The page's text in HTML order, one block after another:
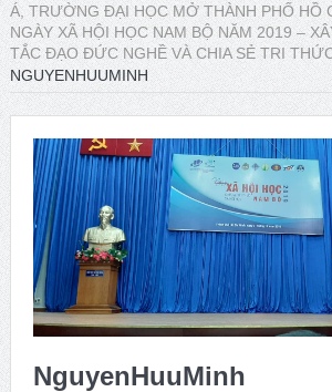
Hội thảo về FRANÇOIS HOUTART
ngày sinh của ông
Phát huy vai trò khoa học xã hội trong
dân tộc
Issue 244, October 2025. News from ISA
Thời sự Hà Nội 15h ngày 8/7/2025: Thủ
pháp về môi trường, y tế tại BRICS
Á, TRƯỜNG ĐẠI HỌC MỞ THÀNH PHỐ HỒ
NGÀY XÃ HỘI HỌC NAM BỘ NĂM 2019 –
TẮC ĐẠO ĐỨC NGHỀ VÀ CHIA SẺ TRI
NGUYENHUUMINH
NguyenHuuMinh